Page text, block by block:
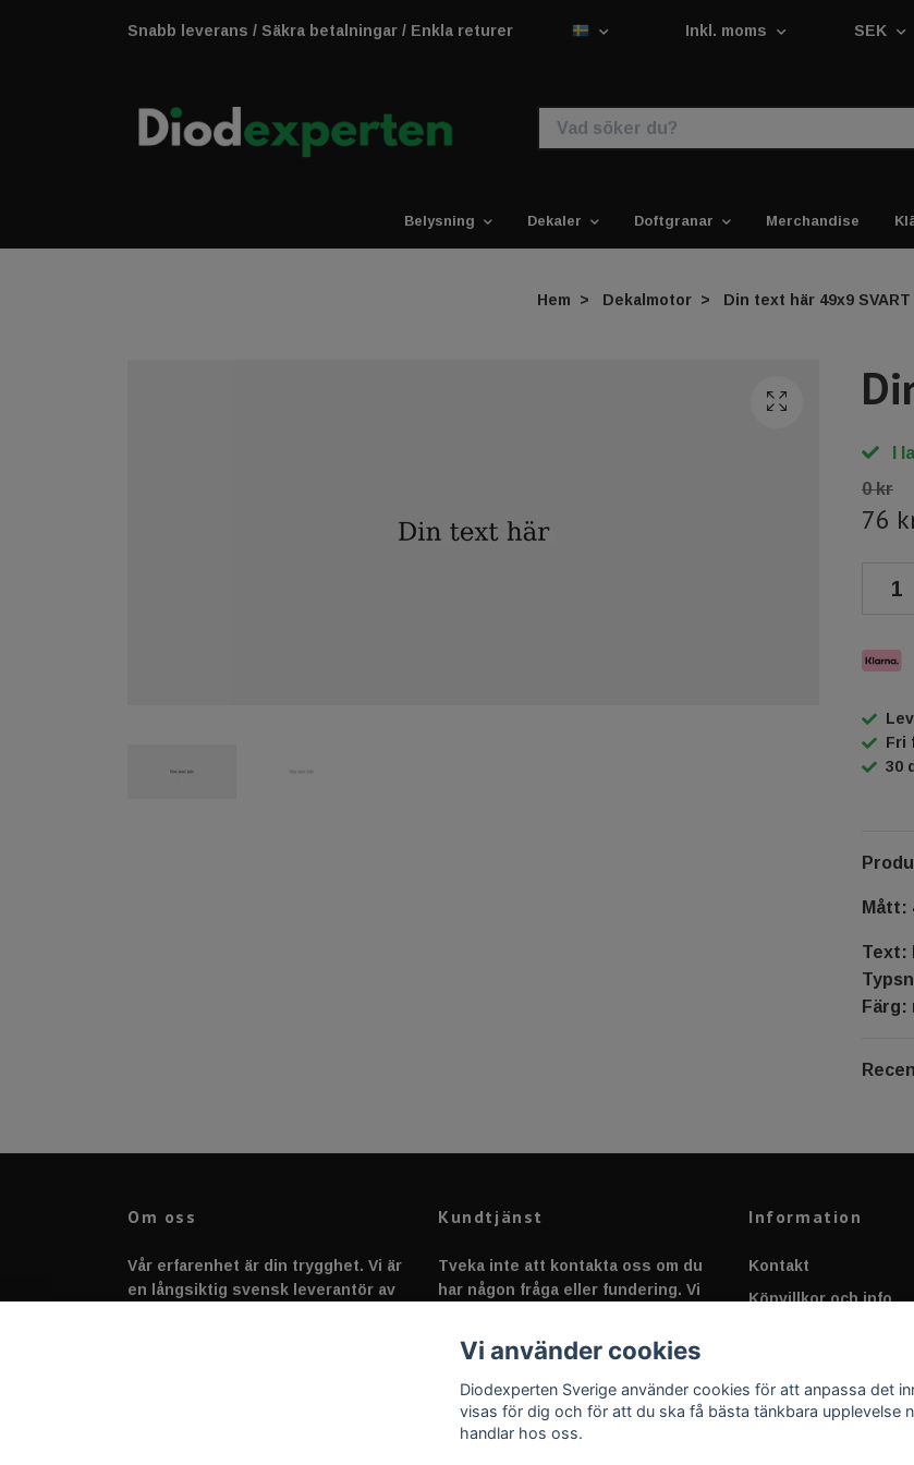
Snabb leverans / Säkra betalningar / Enkla returer Inkl. moms SEK
Belysning Dekaler Doftgranar Merchandise
Hem Dekalmotor Din text här 49x9 SVART
I
0 kr
76
Fri
30
Mått:
Text:
Färg:
Om oss
Vår erfarenhet är din trygghet. Vi är
en långsiktig svensk leverantör av
Kundtjänst
Tveka inte att kontakta oss om du
har någon fråga eller fundering. Vi
Information
Kontakt
Köpvillkor och info
Applicering av Dekal
Vi använder cookies
Diodexperten Sverige använder cookies för att anpassa det
visas för dig och för att du ska få bästa tänkbara upplevelse
handlar hos oss.